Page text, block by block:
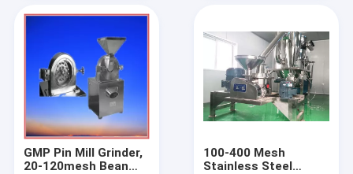
GMP Pin Mill Grinder,
20-120mesh Bean
100-400 Mesh
Stainless Steel